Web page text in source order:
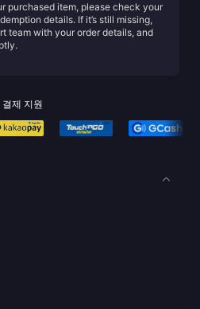
purchased item, please check your
details. If it’s still missing,
team with your order details, and
결제 지원